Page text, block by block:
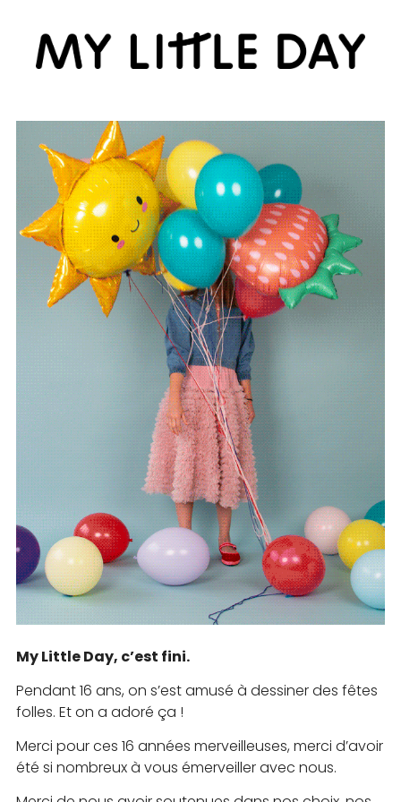
My Little Day, c’est fini.
Pendant 16 ans, on s’est amusé à dessiner des fêtes
folles. Et on a adoré ça !
Merci pour ces 16 années merveilleuses, merci d’avoir
été si nombreux à vous émerveiller avec nous.